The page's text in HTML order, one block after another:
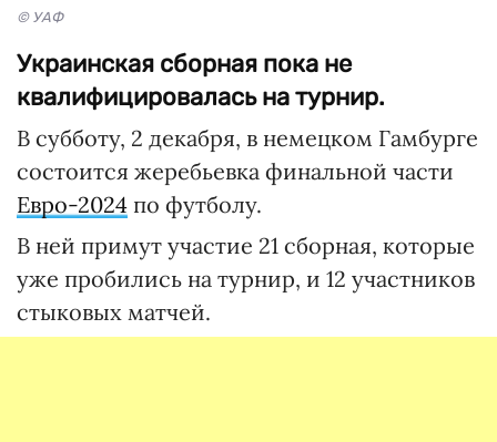
© УАФ
Украинская сборная пока не
квалифицировалась на турнир.
В субботу, 2 декабря, в немецком Гамбурге
состоится жеребьевка финальной части
Евро-2024 по футболу.
В ней примут участие 21 сборная, которые
уже пробились на турнир, и 12 участников
стыковых матчей.